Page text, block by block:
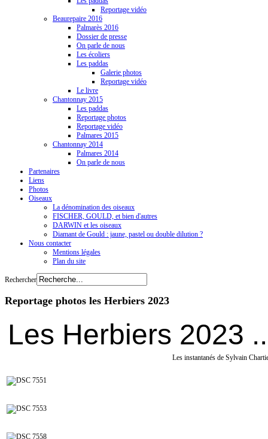
Reportage vidéo
Beaurepaire 2016
Palmarès 2016
Dossier de presse
On parle de nous
Les écoliers
Les paddas
Galerie photos
Reportage vidéo
Le livre
Chantonnay 2015
Les paddas
Reportage photos
Reportage vidéo
Palmares 2015
Chantonnay 2014
Palmares 2014
On parle de nous
Partenaires
Liens
Photos
Oiseaux
La dénomination des oiseaux
FISCHER, GOULD, et bien d'autres
DARWIN et les oiseaux
Diamant de Gould : jaune, pastel ou double dilution ?
Nous contacter
Mentions légales
Plan du site
Rechercher
Reportage photos les Herbiers 2023
Les Herbiers 2023
Les instantanés de Sylvain